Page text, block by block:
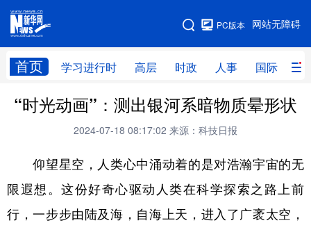
网站无障碍
PC版本
首页 学习进行时 高层 时政 人事 国际 财
网站地图
学习进行时 高层 时政 人事
财经 网评
台湾 思客智库 全球连线 教育
科技 科创 量子 体育
文化 书画 健康 军事
“时光动画”：测出银河系暗物质晕形状
2024-07-18 08:17:02 来源：科技日报
仰望星空，人类心中涌动着的是对浩瀚宇宙的无
限遐想。这份好奇心驱动人类在科学探索之路上前
行，一步步由陆及海，自海上天，进入了广袤太空，